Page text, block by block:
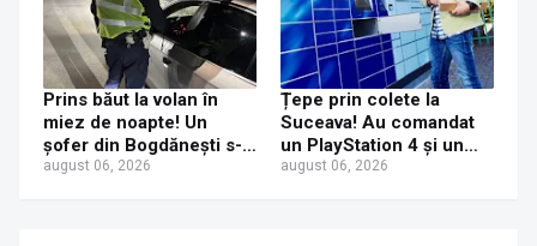
Prins băut la volan în
miez de noapte! Un
șofer din Bogdănești s-a
ales cu dosar penal după
august 06, 2026
Țepe prin colete la
Suceava! Au comandat
un PlayStation 4 și un
iPhone 17 Pro Max, dar
august 06, 2026